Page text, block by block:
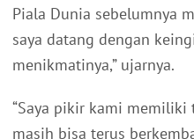
Piala Dunia sebelumnya
saya datang dengan
menikmatinya,” ujarnya.
“Saya pikir kami
masih bisa terus